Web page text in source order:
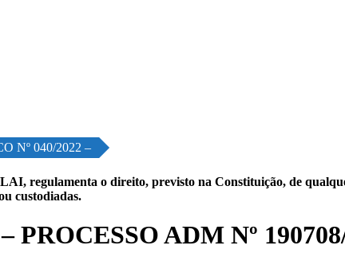
Nº 040/2022 –
regulamenta o direito, previsto na Constituição, de
custodiadas.
ADM Nº